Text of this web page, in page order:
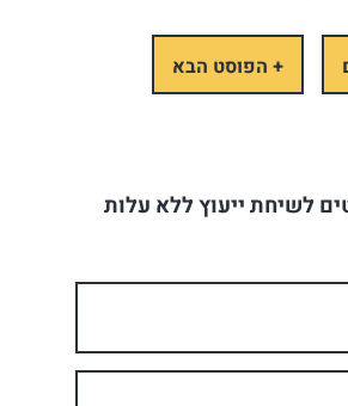
+ הפוסט הבא
לשיחת ייעוץ ללא עלות